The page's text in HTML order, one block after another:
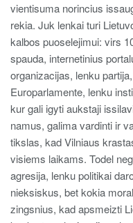
vientisuma norincius
rekia. Juk lenkai turi
kalbos puoselejimui: virs
spauda, internetinius
organizacijas, lenku
Europarlamente, lenku
kur gali igyti aukstaji
namus, galima vardinti ir
tikslas, kad Vilniaus
visiems laikams. Todel
agresija, lenku politikai
nieksiskus, bet kokia
zingsnius, kad apsmeizti